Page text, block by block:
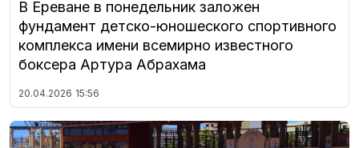
В Ереване в понедельник заложен
фундамент детско-юношеского спортивного
комплекса имени всемирно известного
боксера Артура Абрахама
20.04.2026 15:56